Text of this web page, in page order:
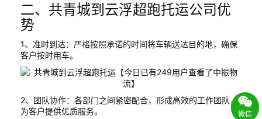
二、共青城到云浮超跑托运公司优
势
1、准时到达：严格按照承诺的时间将车辆送达目的地，确保
客户按时用车。
2、团队协作：各部门之间紧密配合，形成高效的工作团队，
为客户提供优质服务。
微信